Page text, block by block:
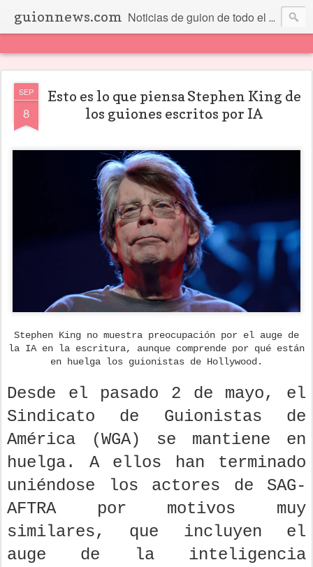
guionnews.com Noticias de guion de todo el mundo... Y más.
SEP
8
Esto es lo que piensa Stephen King de
los guiones escritos por IA
Stephen King no muestra preocupación por el auge de
la IA en la escritura, aunque comprende por qué están
en huelga los guionistas de Hollywood.
Desde el pasado 2 de mayo, el
Sindicato de Guionistas de
América (WGA) se mantiene en
huelga. A ellos han terminado
uniéndose los actores de SAG-
AFTRA por motivos muy
similares, que incluyen el
auge de la inteligencia